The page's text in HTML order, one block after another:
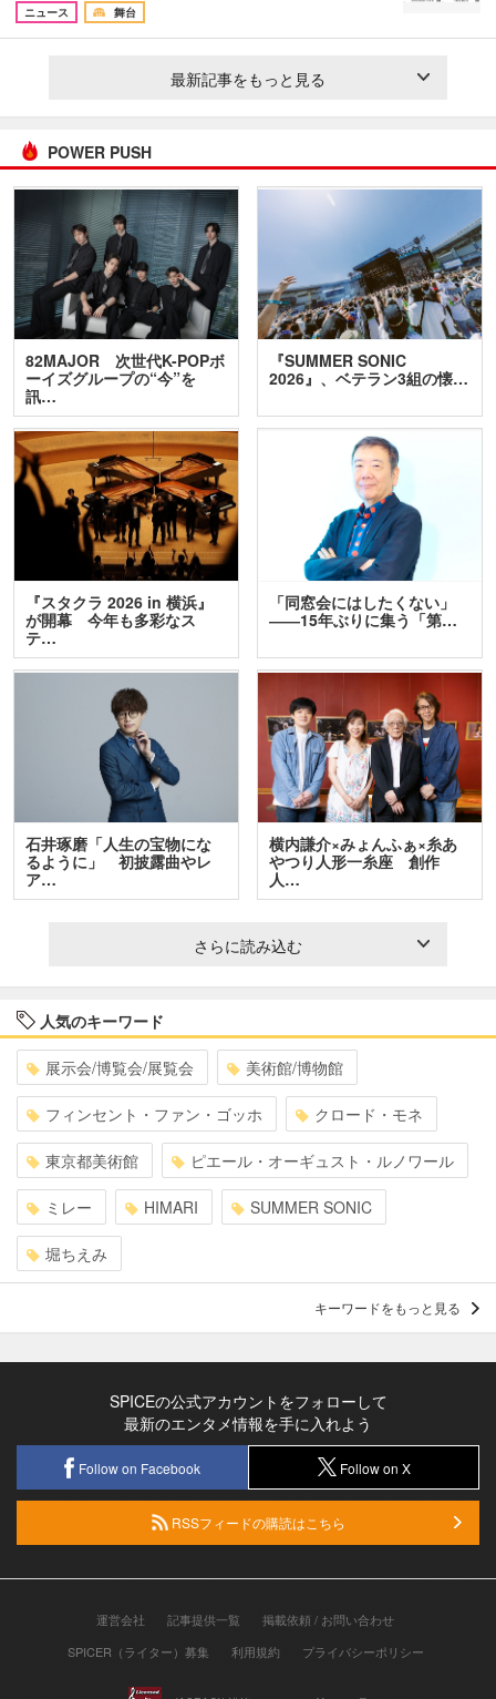
ニュース
舞台
最新記事をもっと見る
POWER PUSH
82MAJOR 次世代K-POPボ
ーイズグループの“今”を
訊…
『SUMMER SONIC
2026』、ベテラン3組の懐…
『スタクラ 2026 in 横浜』
が開幕 今年も多彩なス
テ…
「同窓会にはしたくない」
――15年ぶりに集う「第…
石井琢磨「人生の宝物にな
るように」 初披露曲やレ
ア…
横内謙介×みょんふぁ×糸あ
やつり人形一糸座 創作
人…
さらに読み込む
人気のキーワード
展示会/博覧会/展覧会 美術館/博物館
フィンセント・ファン・ゴッホ クロード・モネ
東京都美術館 ピエール・オーギュスト・ルノワール
ミレー HIMARI SUMMER SONIC
堀ちえみ
キーワードをもっと見る
SPICEの公式アカウントをフォローして
最新のエンタメ情報を手に入れよう
Follow on Facebook Follow on X
RSSフィードの購読はこちら
運営会社 記事提供一覧
掲載依頼 / お問い合わせ
SPICER（ライター）募集
利用規約 プライバシーポリシー